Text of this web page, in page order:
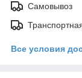
Самовывоз
Все условия